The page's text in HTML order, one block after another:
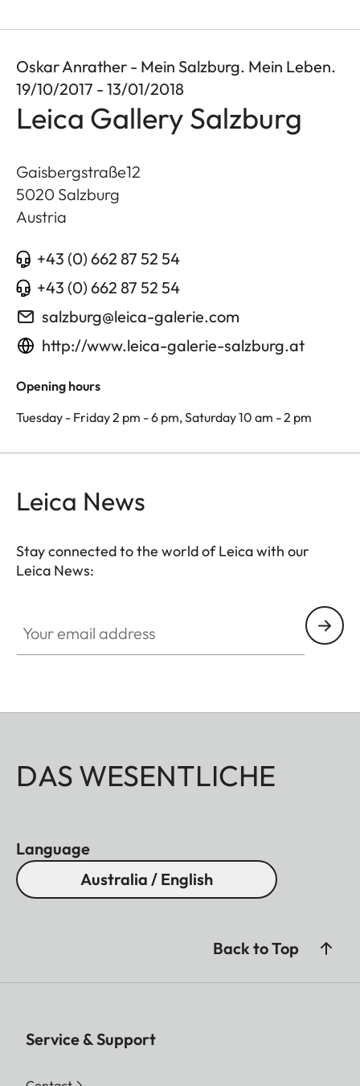
Oskar Anrather - Mein Salzburg. Mein Leben.
19/10/2017 - 13/01/2018
Leica Gallery Salzburg
Gaisbergstraße12
5020 Salzburg
Austria
+43 (0) 662 87 52 54
+43 (0) 662 87 52 54
salzburg@leica-galerie.com
http://www.leica-galerie-salzburg.at
Opening hours
Tuesday - Friday 2 pm - 6 pm, Saturday 10 am - 2 pm
Leica News
Stay connected to the world of Leica with our
Leica News:
DAS WESENTLICHE
Language
Australia / English
Back to Top
Service & Support